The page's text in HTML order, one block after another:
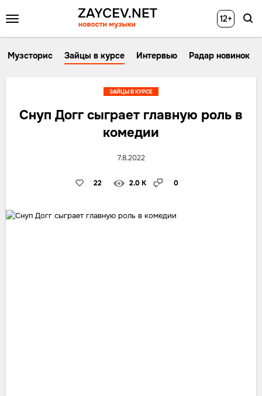
12+
Музсторис Зайцы в курсе Интервью Радар новинок
Снуп Догг сыграет главную роль в
комедии
7.8.2022
22 2.0 K 0
ЗАЙЦЫ В КУРСЕ